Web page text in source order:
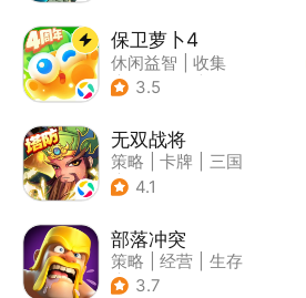
保卫萝卜4
休闲益智
收集
| 保卫萝卜
3.5
无双战将
策略 卡牌
三国
| 中国风
4.1
部落冲突
策略 经营
生存
| 部落冲突
3.7